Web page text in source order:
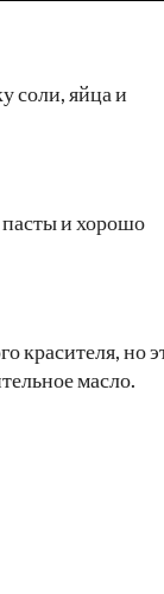
соли, яйца и
и хорошо
красителя, но
масло.